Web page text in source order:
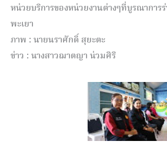
หน่วยบริการของหน่วยงานต่างๆที่บูรณากา
พะเยา
ภาพ : นายนราศักดิ์ สุยะตะ
ข่าว : นางสาวฌาตญา น่วมศิริ